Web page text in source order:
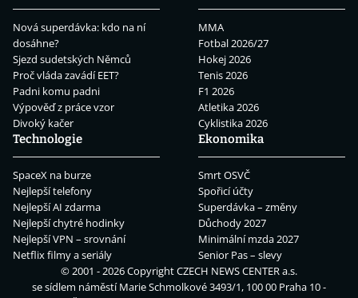
Nová superdávka: kdo na ní
dosáhne?
Sjezd sudetských Němců
Proč vláda zavádí EET?
Padni komu padni
Výpověď z práce vzor
Divoký kačer
MMA
Fotbal 2026/27
Hokej 2026
Tenis 2026
F1 2026
Atletika 2026
Cyklistika 2026
Technologie
SpaceX na burze
Nejlepší telefony
Nejlepší AI zdarma
Nejlepší chytré hodinky
Nejlepší VPN – srovnání
Netflix filmy a seriály
Ekonomika
Smrt OSVČ
Spořicí účty
Superdávka – změny
Důchody 2027
Minimální mzda 2027
Senior Pas – slevy
© 2001 - 2026 CopyrightCZECH NEWS CENTER a.s.
se sídlem náměstí Marie Schmolkové 3493/1, 100 00 Praha 10 -